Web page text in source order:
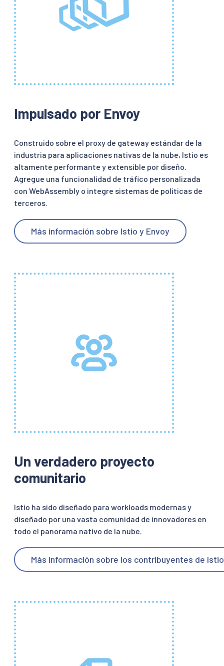
Impulsado por Envoy
Construido sobre el proxy de gateway estándar de la
industria para aplicaciones nativas de la nube, Istio es
altamente performante y extensible por diseño.
Agregue una funcionalidad de tráfico personalizada
con WebAssembly o integre sistemas de políticas de
terceros.
Más información sobre Istio y Envoy
Un verdadero proyecto
comunitario
Istio ha sido diseñado para workloads modernas y
diseñado por una vasta comunidad de innovadores en
todo el panorama nativo de la nube.
Más información sobre los contribuyentes de Istio